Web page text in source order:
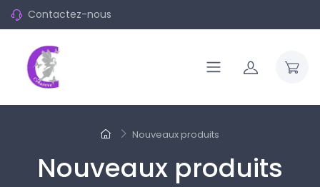
Contactez-nous
Nouveaux produits
Nouveaux produits